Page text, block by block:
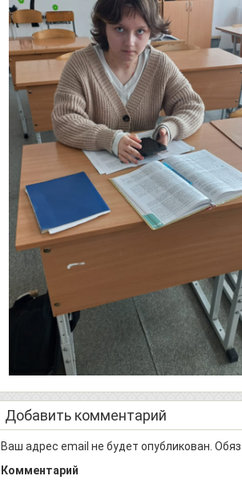
Добавить комментарий
Ваш адрес email не будет опубликован.
Комментарий